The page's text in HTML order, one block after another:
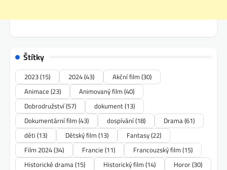
Štítky
2023(15) 2024(43) Akční film (30)
Animace (23) Animovaný film (40)
Dobrodružství(57) dokument(13)
Dokumentární film (43) dospívání(18) Drama(61)
děti (13) Dětský film (13) Fantasy(22)
Film 2024(34) Francie (11) Francouzský film (15)
Historické drama(15) Historický film (14) Horor(30)